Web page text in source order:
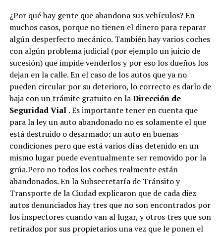
¿Por qué hay gente que abandona sus vehículos? En
muchos casos, porque no tienen el dinero para reparar
algún desperfecto mecánico. También hay varios coches
con algún problema judicial (por ejemplo un juicio de
sucesión) que impide venderlos y por eso los dueños los
dejan en la calle. En el caso de los autos que ya no
pueden circular por su deterioro, lo correcto es darlo de
baja con un trámite gratuito en laDirección de
Seguridad Vial . Es importante tener en cuenta que
para la ley un auto abandonado no es solamente el que
está destruido o desarmado: un auto en buenas
condiciones pero que está varios días detenido en un
mismo lugar puede eventualmente ser removido por la
grúa.Pero no todos los coches realmente están
abandonados. En la Subsecretaría de Tránsito y
Transporte de la Ciudad explicaron que de cada diez
autos denunciados hay tres que no son encontrados por
los inspectores cuando van al lugar, y otros tres que son
retirados por sus propietarios una vez que le ponen el